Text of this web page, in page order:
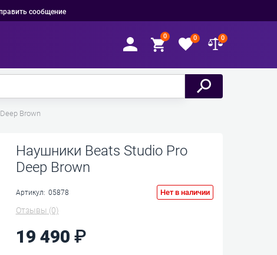
сообщение
0 0 0
Brown
Наушники Beats Studio Pro
Deep Brown
Артикул: 05878 Нет в наличии
Отзывы (0)
19 490